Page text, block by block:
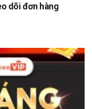
dõi đơn hàng